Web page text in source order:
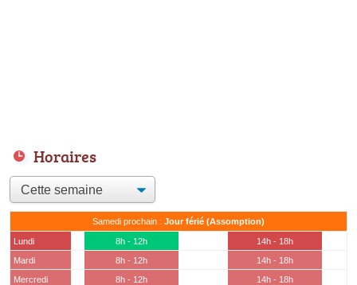
Horaires
Samedi prochain : Jour férié (Assomption)
Lundi 8h - 12h
14h - 18h
Mardi
8h - 12h
14h - 18h
Mercredi
8h - 12h
14h - 18h